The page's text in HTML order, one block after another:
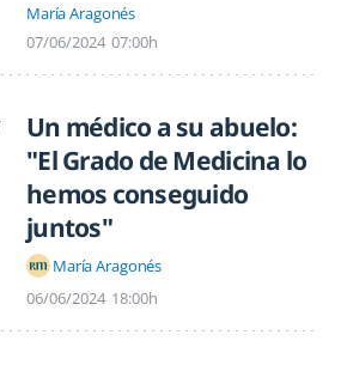
María Aragonés
07/06/2024 07:00h
Un médico a su abuelo:
"El Grado de Medicina lo
hemos conseguido
juntos"
María Aragonés
06/06/2024 18:00h